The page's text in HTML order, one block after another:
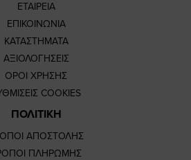
ΕΤΑΙΡΕΙΑ
ΕΠΙΚΟΙΝΩΝΙΑ
ΚΑΤΑΣΤΗΜΑΤΑ
ΑΞΙΟΛΟΓΗΣΕΙΣ
ΟΡΟΙ ΧΡΗΣΗΣ
COOKIES
ΠΟΛΙΤΙΚΗ
ΑΠΟΣΤΟΛΗΣ
ΠΛΗΡΩΜΗΣ